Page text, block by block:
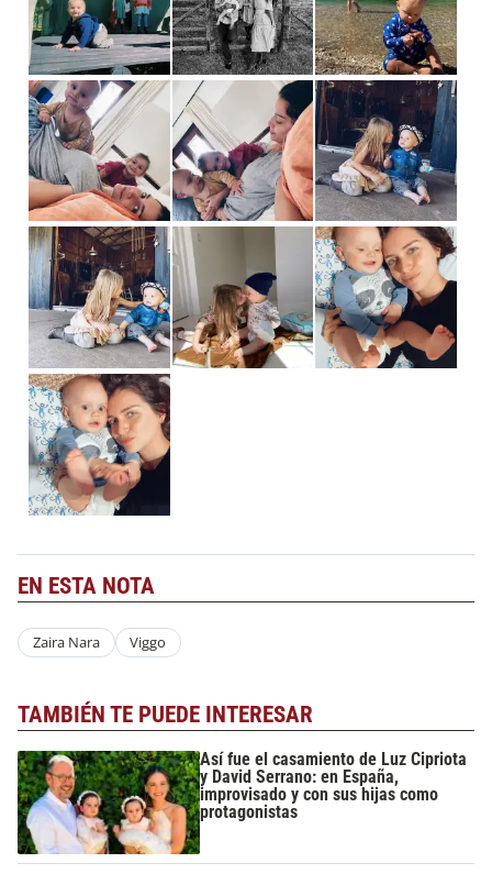
EN ESTA NOTA
Zaira Nara Viggo
TAMBIÉN TE PUEDE INTERESAR
Así fue el casamiento de Luz Cipriota
y David Serrano: en España,
improvisado y con sus hijas como
protagonistas